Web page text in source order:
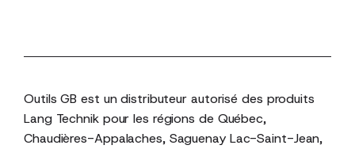
Outils GB est un distributeur autorisé des produits
Lang Technik pour les régions de Québec,
Chaudières-Appalaches, Saguenay Lac-Saint-Jean,